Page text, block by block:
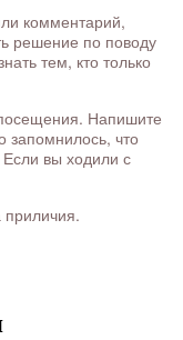
комментарий,
решение по поводу
тем, кто только
Напишите
запомнилось, что
вы ходили с
приличия.